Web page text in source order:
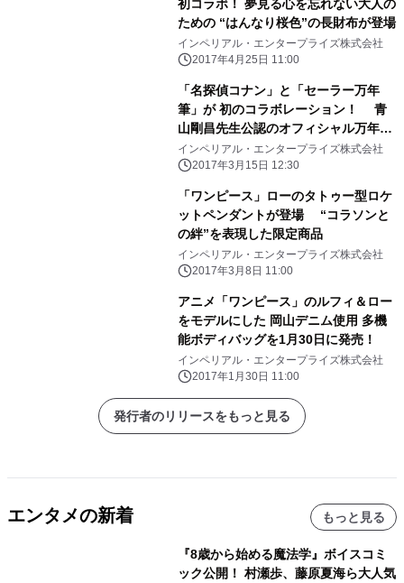
初コラボ！ 夢見る心を忘れない大人の
ための “はんなり桜色”の長財布が登場
インペリアル・エンタープライズ株式会社
2017年4月25日 11:00
「名探偵コナン」と「セーラー万年
筆」が 初のコラボレーション！ 青
山剛昌先生公認のオフィシャル万年筆
が誕生！
インペリアル・エンタープライズ株式会社
2017年3月15日 12:30
「ワンピース」ローのタトゥー型ロケ
ットペンダントが登場 “コラソンと
の絆”を表現した限定商品
インペリアル・エンタープライズ株式会社
2017年3月8日 11:00
アニメ「ワンピース」のルフィ＆ロー
をモデルにした 岡山デニム使用 多機
能ボディバッグを1月30日に発売！
インペリアル・エンタープライズ株式会社
2017年1月30日 11:00
発行者のリリースをもっと見る
エンタメの新着 もっと見る
『8歳から始める魔法学』ボイスコミ
ック公開！ 村瀬歩、藤原夏海ら大人気